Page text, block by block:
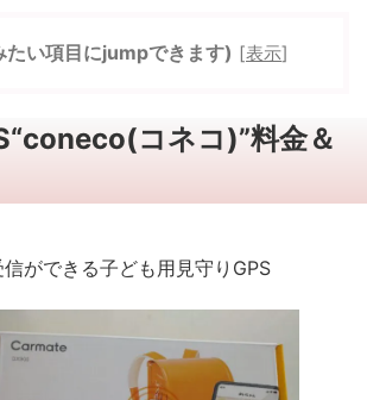
たい項目にjumpできます) [表示]
コネコ)”料金＆
ができる子ども用見守りGPS